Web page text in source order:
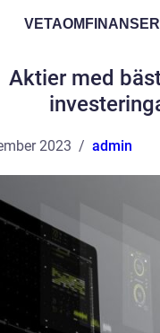
Aktier med
2023 admin